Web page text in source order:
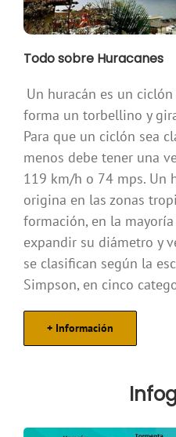
Todo sobre Huracanes
Un huracán es un
forma un torbellino y
Para que un ciclón sea
menos debe tener una
119 km/h o 74 mps. Un
origina en las zonas
formación, en la
expandir su diámetro y
se clasifican según la
Simpson, en cinco
+ Información